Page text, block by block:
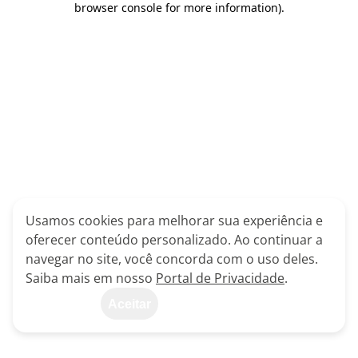
browser console for more information).
Usamos cookies para melhorar sua experiência e
oferecer conteúdo personalizado. Ao continuar a
navegar no site, você concorda com o uso deles.
Saiba mais em nosso Portal de Privacidade.